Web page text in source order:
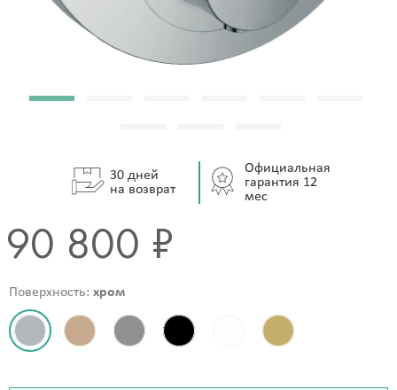
30 дней
на возврат
Официальная
гарантия 12
мес
90 800 ₽
Поверхность: хром